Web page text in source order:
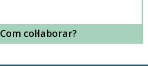
Com col·laborar?